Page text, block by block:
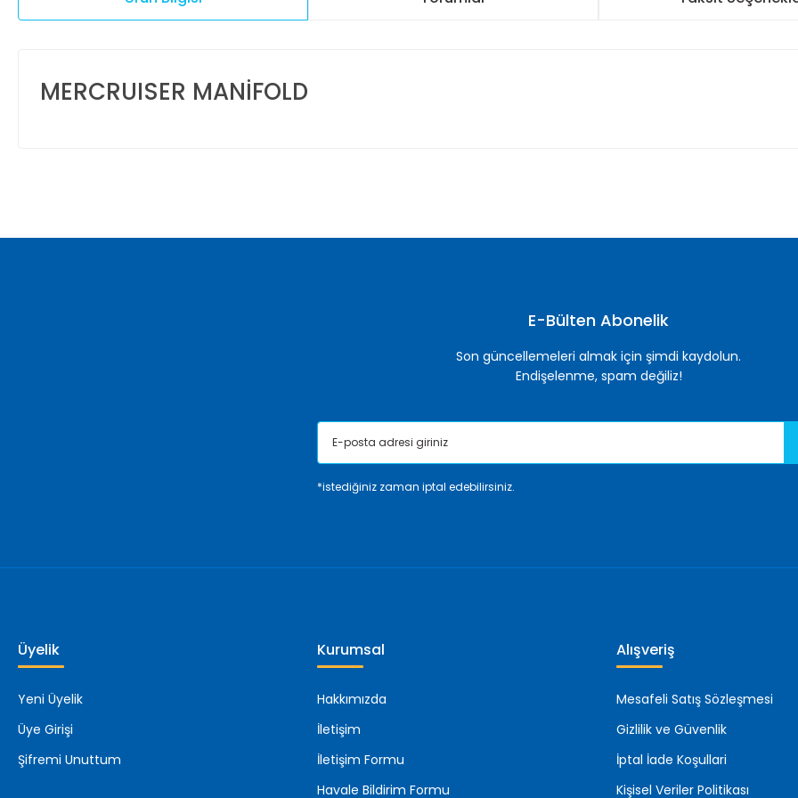
MERCRUISER MANİFOLD
E-Bülten Abonelik
Son güncellemeleri almak için şimdi kaydolun.
Endişelenme, spam değiliz!
*istediğiniz zaman iptal edebilirsiniz.
Üyelik
Yeni Üyelik
Üye Girişi
Şifremi Unuttum
Kurumsal
Hakkımızda
İletişim
İletişim Formu
Havale Bildirim Formu
Alışveriş
Mesafeli Satış Sözleşmesi
Gizlilik ve Güvenlik
İptal İade Koşullari
Kişisel Veriler Politikası